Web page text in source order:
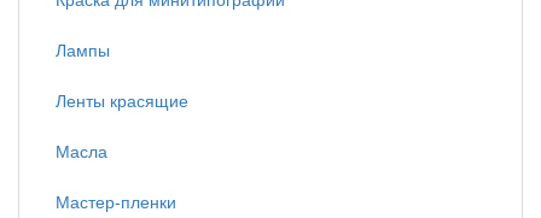
Лампы
Ленты красящие
Масла
Мастер-пленки